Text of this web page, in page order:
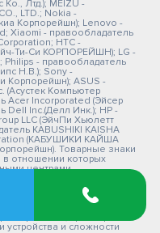
Лтд.); MEIZU -
LTD.; Nokia -
Корпорейшн); Lenovo -
Xiaomi - правообладатель
HTC -
Ти-Си КОРПОРЕЙШН); LG -
Philips - правообладатель
Н.В.); Sony -
Корпорейшн); ASUS -
(Асустек Компьютер
Acer Incorporated (Эйсер
Dell Inc.(Делл Инк.); HP -
LLC (ЭйчПи Хьюлетт
KABUSHIKI KAISHA
(КАБУШИКИ КАЙША
Товарные знаки
в отношении которых
центрами
сервисных
Правообладателями
представителями в
в гражданский
ремонта, срок гарантии
устройства и сложности